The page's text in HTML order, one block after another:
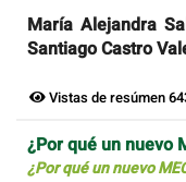
María Alejandra
Santiago Castro
Vistas de resúmen
¿Por qué un nuevo
¿Por qué un nuevo